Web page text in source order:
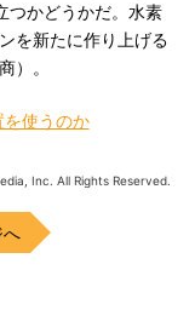
つかどうかだ。水素
を新たに作り上げる
）。
を使うのか
Inc. All Rights Reserved.
へ